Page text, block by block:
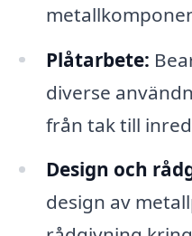
Plåtarbete:
diverse
från tak till
Design och
design av